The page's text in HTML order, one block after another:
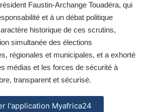
Faustin-Archange Touadéra, qui
et à un débat politique
historique de ces scrutins,
simultanée des élections
régionales et municipales, et a exhorté
médias et les forces de sécurité à
transparent et sécurisé.
l'application Myafrica24